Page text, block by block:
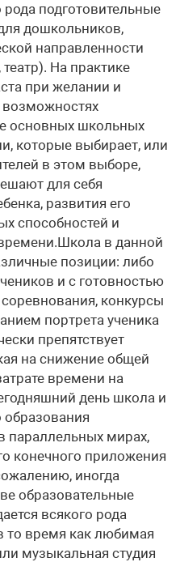
подготовительные
дошкольников,
направленности
На практике
при желании и
основных школьных
которые выбирает, или
в этом выборе,
для себя
развития его
способностей и
в данной
позиции: либо
и с готовностью
конкурсы
портрета ученика
препятствует
на снижение общей
времени на
день школа и
образования
параллельных мирах,
конечного приложения
иногда
образовательные
всякого рода
то время как любимая
музыкальная студия